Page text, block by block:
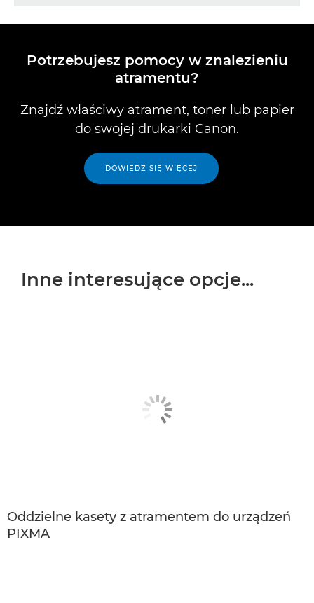
Canon CL-546
Kaseta z kolorowym atramentem Canon
CL-561
Potrzebujesz pomocy w znalezieniu
atramentu?
Znajdź właściwy atrament, toner lub papier
do swojej drukarki Canon.
DOWIEDZ SIĘ WIĘCEJ
Inne interesujące opcje...
Oddzielne kasety z atramentem do urządzeń
PIXMA